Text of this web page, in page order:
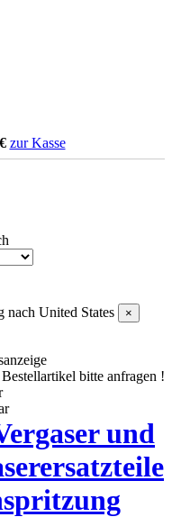
zur Kasse
nach United States ×
bitte anfragen !
und